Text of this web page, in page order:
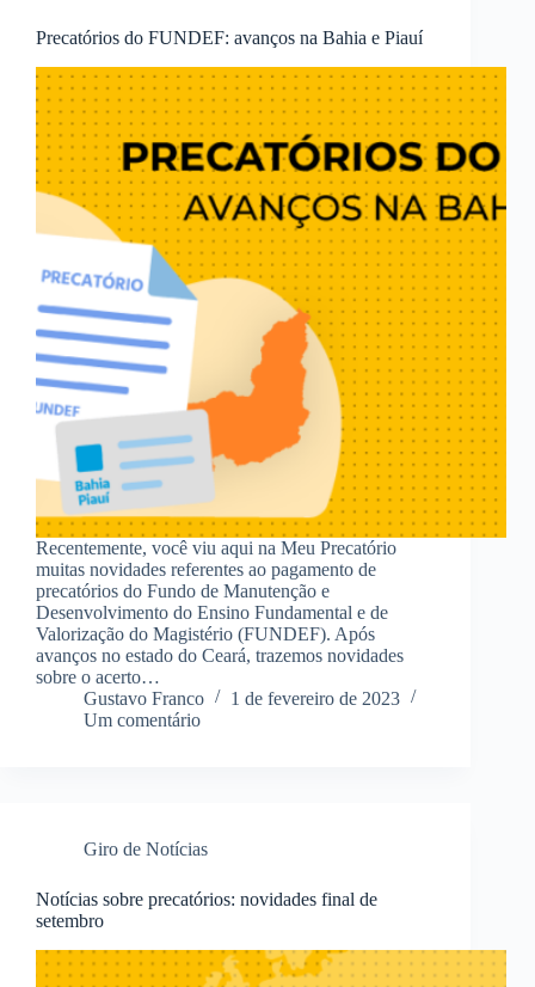
Precatórios do FUNDEF: avanços na Bahia e Piauí
Recentemente, você viu aqui na Meu Precatório
muitas novidades referentes ao pagamento de
precatórios do Fundo de Manutenção e
Desenvolvimento do Ensino Fundamental e de
Valorização do Magistério (FUNDEF). Após
avanços no estado do Ceará, trazemos novidades
sobre o acerto…
Gustavo Franco
1 de fevereiro de 2023
Um comentário
Giro de Notícias
Notícias sobre precatórios: novidades final de
setembro